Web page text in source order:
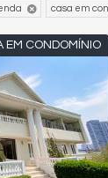
casa em
EM CONDOMÍNIO